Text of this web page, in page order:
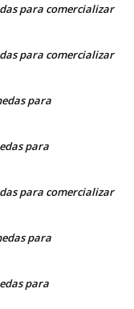
para comercializar
para comercializar
para
para
para comercializar
para
para